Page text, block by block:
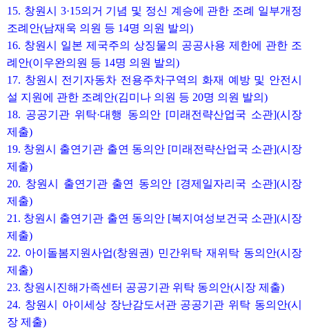
15. 창원시 3·15의거 기념 및 정신 계승에 관한 조례 일부개정
조례안(남재욱 의원 등 14명 의원 발의)
16. 창원시 일본 제국주의 상징물의 공공사용 제한에 관한 조
례안(이우완의원 등 14명 의원 발의)
17. 창원시 전기자동차 전용주차구역의 화재 예방 및 안전시
설 지원에 관한 조례안(김미나 의원 등 20명 의원 발의)
18. 공공기관 위탁·대행 동의안 [미래전략산업국 소관](시장
제출)
19. 창원시 출연기관 출연 동의안 [미래전략산업국 소관](시장
제출)
20. 창원시 출연기관 출연 동의안 [경제일자리국 소관](시장
제출)
21. 창원시 출연기관 출연 동의안 [복지여성보건국 소관](시장
제출)
22. 아이돌봄지원사업(창원권) 민간위탁 재위탁 동의안(시장
제출)
23. 창원시진해가족센터 공공기관 위탁 동의안(시장 제출)
24. 창원시 아이세상 장난감도서관 공공기관 위탁 동의안(시
장 제출)